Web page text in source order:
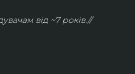
від ~7 років.//